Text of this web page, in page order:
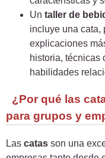
Un taller de
incluye una cata,
explicaciones
historia, técnicas
habilidades
¿Por qué las
para grupos y
Las catas son una